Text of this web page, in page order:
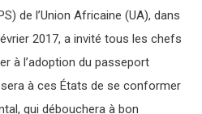
de l’Union Africaine (UA), dans
2017, a invité tous les chefs
à l’adoption du passeport
à ces États de se conformer
qui débouchera à bon